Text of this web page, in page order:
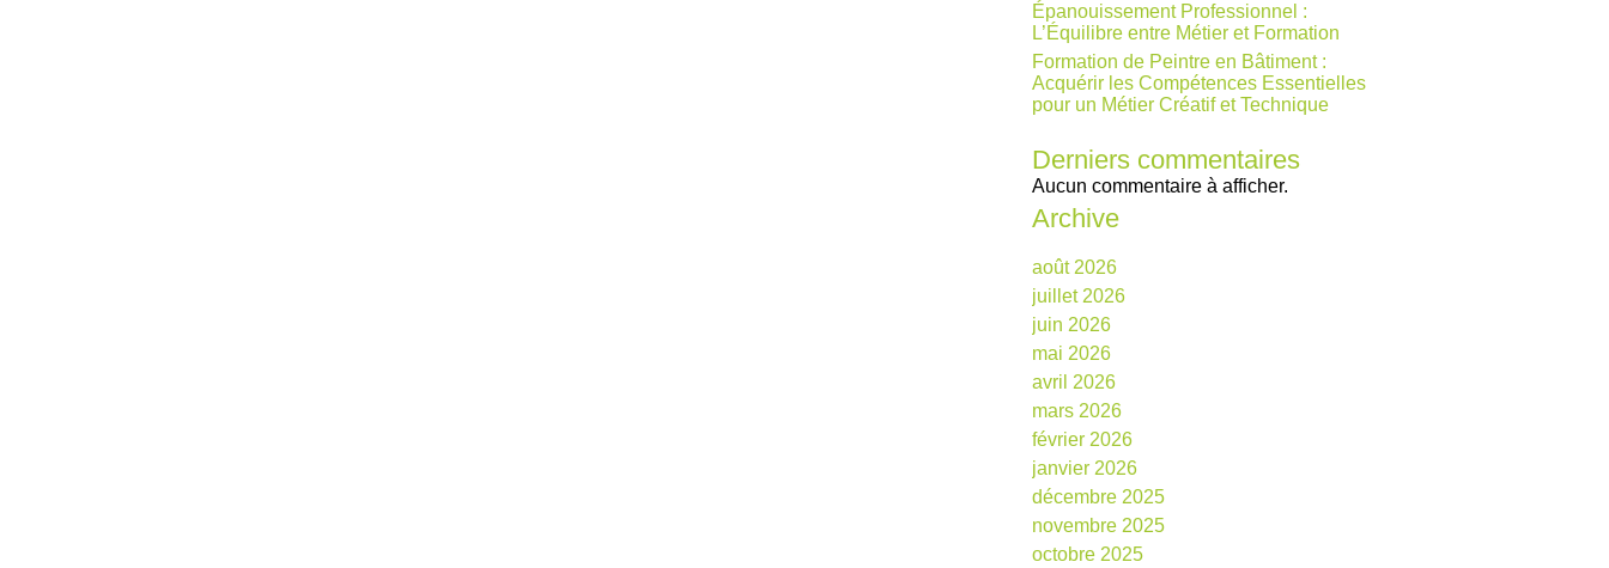
Épanouissement Professionnel :
L’Équilibre entre Métier et Formation
Formation de Peintre en Bâtiment :
Acquérir les Compétences Essentielles
pour un Métier Créatif et Technique
Derniers commentaires
Aucun commentaire à afficher.
Archive
août 2026
juillet 2026
juin 2026
mai 2026
avril 2026
mars 2026
février 2026
janvier 2026
décembre 2025
novembre 2025
octobre 2025